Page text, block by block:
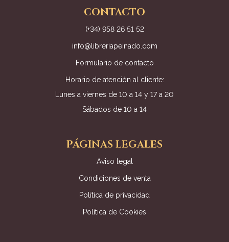
CONTACTO
(+34) 958 26 51 52
info@libreriapeinado.com
Formulario de contacto
Horario de atención al cliente:
Lunes a viernes de 10 a 14 y 17 a 20
Sábados de 10 a 14
PÁGINAS LEGALES
Aviso legal
Condiciones de venta
Política de privacidad
Política de Cookies